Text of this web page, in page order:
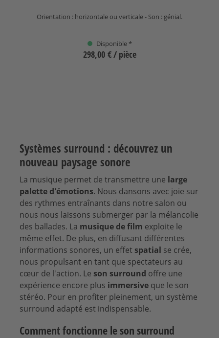
Orientation : horizontale ou verticale - Son : génial.
Disponible *
298,00 €/ pièce
Systèmes surround : découvrez un
nouveau paysage sonore
La musique permet de transmettre une large
palette d'émotions. Nous dansons avec joie sur
des rythmes entraînants dans notre salon ou
nous nous laissons submerger par la mélancolie
des ballades. La musique de film exploite le
même effet. De plus, en diffusant différentes
informations sonores, un effet spatial se crée,
nous propulsant en tant que spectateurs au
cœur de l'action. Le son surround offre une
expérience encore plus immersive que le son
stéréo. Pour en profiter pleinement, un système
surround adapté est indispensable.
Comment fonctionne le son surround